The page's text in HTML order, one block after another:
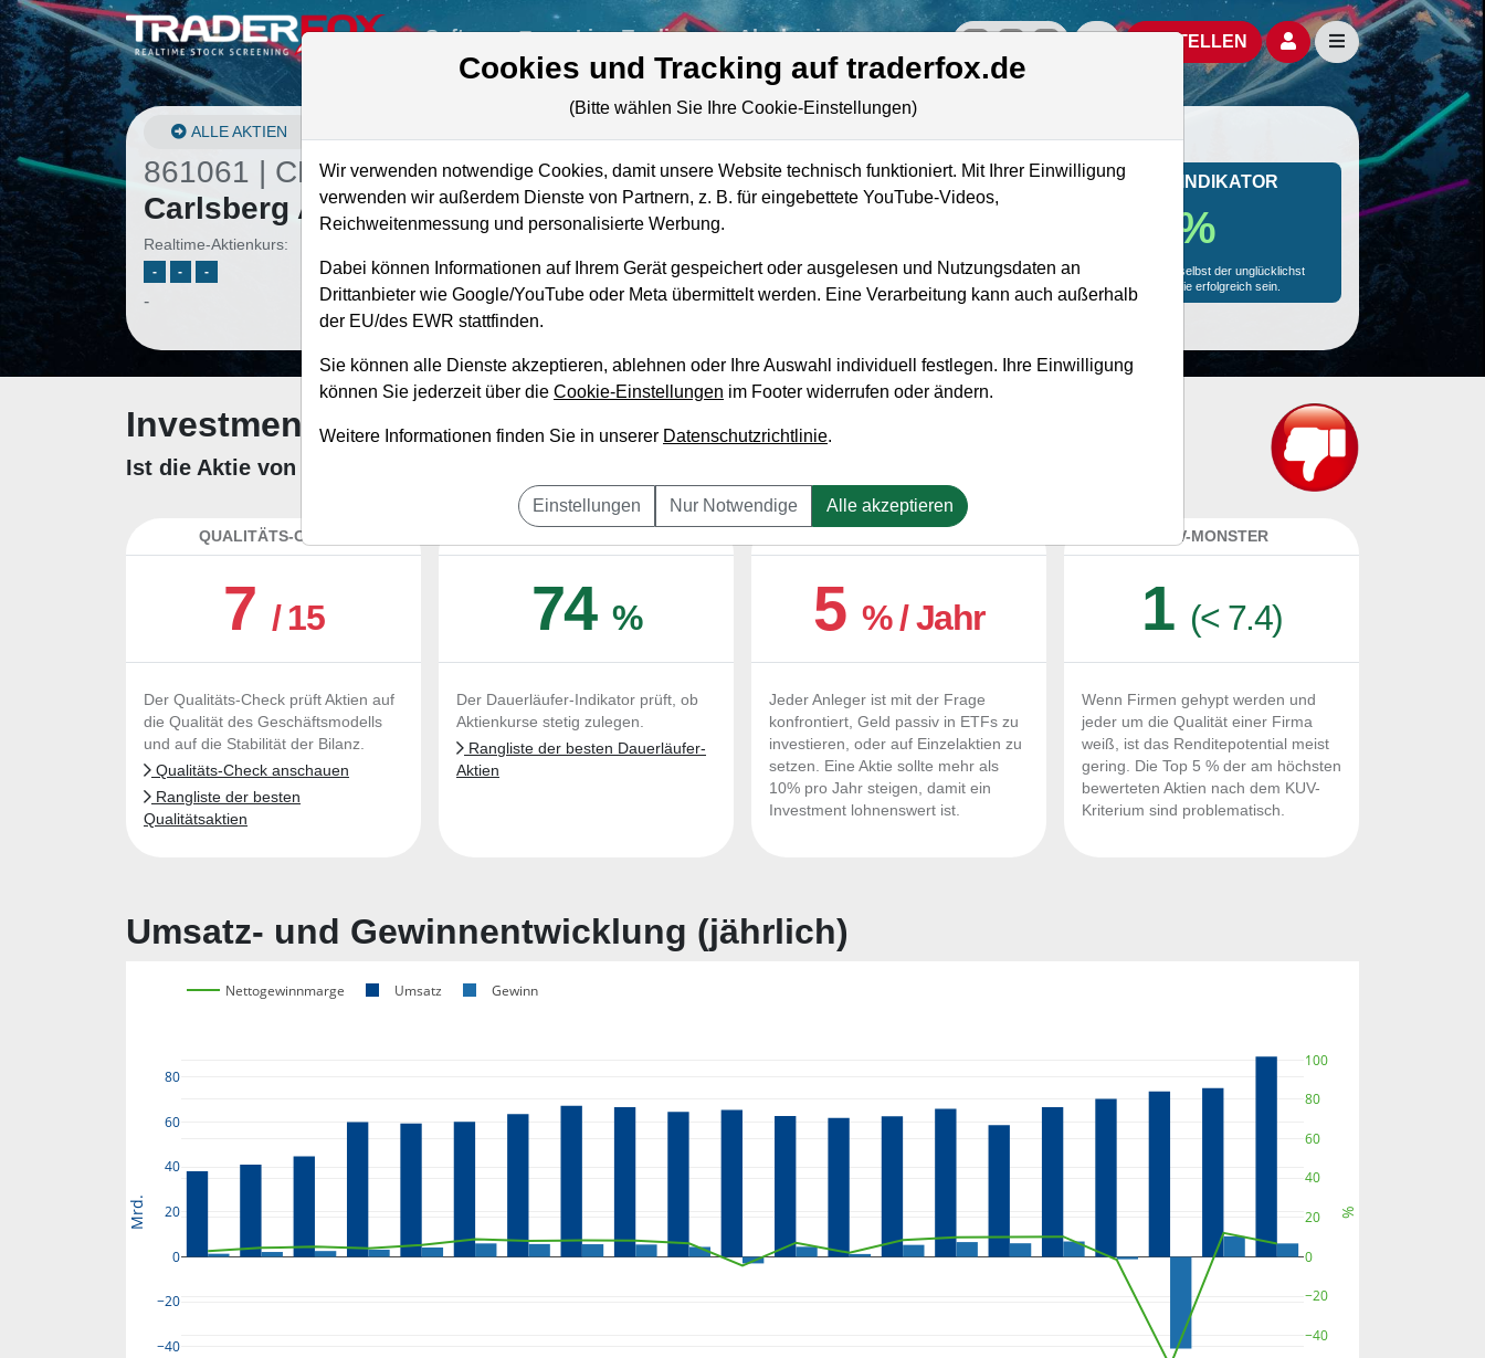
Software Live-Trading Akademie offizielle Social Media-AccountsAktien- und Artikelsuche öffnen
BESTELLEN Seitennavigation
ALLE AKTIEN
861061 | CBGB–
Carlsberg Aktie
Realtime-Aktienkurs:
- - -
-
Marktkapitalisierung 130,71 Mrd. DKK
Unternehmenswert
Umsatz 89,09 Mrd. DKK
MONKEY-TRADER INDIKATOR
75.2 %
Mit 75.2 % Wahrscheinlichkeit wird selbst der unglücklichst
agierende Trader mit dieser Aktie erfolgreich sein.
Investment-Check: Kaufempfehlung?
Ist die Aktie von Carlsberg zum Kaufen und Liegenlassen geeignet?
QUALITÄTS-CHECK
7 / 15
Der Qualitäts-Check prüft Aktien auf
die Qualität des Geschäftsmodells
und auf die Stabilität der Bilanz.
Qualitäts-Check anschauen
Rangliste der besten
Qualitätsaktien
74 %
Der Dauerläufer-Indikator prüft, ob
Aktienkurse stetig zulegen.
Rangliste der besten Dauerläufer-
Aktien
5% / Jahr
Jeder Anleger ist mit der Frage
konfrontiert, Geld passiv in ETFs zu
investieren, oder auf Einzelaktien zu
setzen. Eine Aktie sollte mehr als
10% pro Jahr steigen, damit ein
Investment lohnenswert ist.
KUV-MONSTER
1 (< 7.4)
Wenn Firmen gehypt werden und
jeder um die Qualität einer Firma
weiß, ist das Renditepotential meist
gering. Die Top 5 % der am höchsten
bewerteten Aktien nach dem KUV-
Kriterium sind problematisch.
Umsatz- und Gewinnentwicklung (jährlich)
−40
−20
0
20
40
60
80
−40
−20
0
20
40
60
80
100
Nettogewinnmarge Umsatz Gewinn
Mrd. %
Cookies und Tracking auf traderfox.de
(Bitte wählen Sie Ihre Cookie-Einstellungen)
Wir verwenden notwendige Cookies, damit unsere Website technisch funktioniert. Mit Ihrer Einwilligung
verwenden wir außerdem Dienste von Partnern, z. B. für eingebettete YouTube-Videos,
Reichweitenmessung und personalisierte Werbung.
Dabei können Informationen auf Ihrem Gerät gespeichert oder ausgelesen und Nutzungsdaten an
Drittanbieter wie Google/YouTube oder Meta übermittelt werden. Eine Verarbeitung kann auch außerhalb
der EU/des EWR stattfinden.
Sie können alle Dienste akzeptieren, ablehnen oder Ihre Auswahl individuell festlegen. Ihre Einwilligung
können Sie jederzeit über die Cookie-Einstellungen im Footer widerrufen oder ändern.
Weitere Informationen finden Sie in unserer Datenschutzrichtlinie.
Einstellungen Nur Notwendige Alle akzeptieren